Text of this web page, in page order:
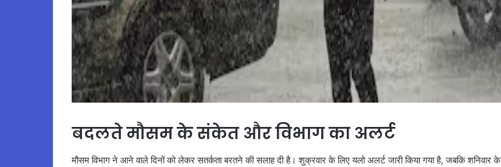
बदलते मौसम के संकेत और विभाग का अलर्ट
मौसम विभाग ने आने वाले दिनों को लेकर सतर्कता बरतने की सलाह दी है। शुक्रवार के लिए यलो अलर्ट जारी किया गया है, जबकि शनिवार के